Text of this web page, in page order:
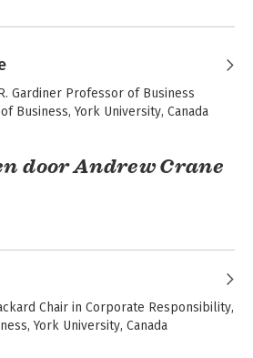
Gardiner Professor of Business
Business, York University, Canada
door Andrew Crane
Chair in Corporate Responsibility,
York University, Canada